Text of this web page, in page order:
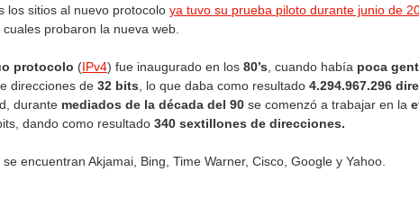
los sitios al nuevo protocolo ya tuvo su prueba piloto durante junio de
cuales probaron la nueva web.
protocolo (IPv4) fue inaugurado en los 80’s , cuando había poca
direcciones de 32 bits , lo que daba como resultado 4.294.967.296
durante mediados de la década del 90 se comenzó a trabajar en la
dando como resultado 340 sextillones de direcciones.
encuentran Akjamai, Bing, Time Warner, Cisco, Google y Yahoo.